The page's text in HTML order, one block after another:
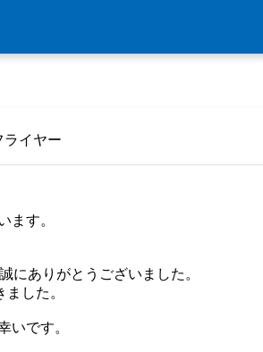
ライヤー
ます。
にありがとうございました。
した。
いです。